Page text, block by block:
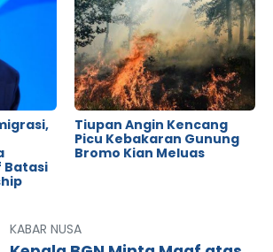
Batasi
Tiupan Angin Kencang
Picu Kebakaran Gunung
Bromo Kian Meluas
KABAR NUSA